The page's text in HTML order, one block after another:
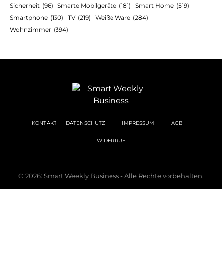
Sicherheit (96) Smarte Mobilgeräte (181) Smart Home (519)
Smartphone (130) TV (219) Weiße Ware (284)
Wohnzimmer (394)
KONTAKT DATENSCHUTZ IMPRESSUM AGB
WIDERRUF
© 2026: Smart Weekly Business - Alle Rechte vorbehalten.